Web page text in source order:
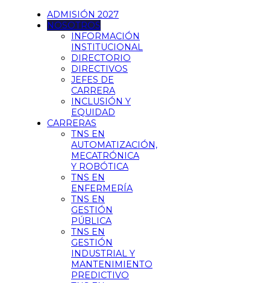
ADMISIÓN 2027
NOSOTROS
INFORMACIÓN
INSTITUCIONAL
DIRECTORIO
DIRECTIVOS
JEFES DE
CARRERA
INCLUSIÓN Y
EQUIDAD
CARRERAS
TNS EN
AUTOMATIZACIÓN,
MECATRÓNICA
Y ROBÓTICA
TNS EN
ENFERMERÍA
TNS EN
GESTIÓN
PÚBLICA
TNS EN
GESTIÓN
INDUSTRIAL Y
MANTENIMIENTO
PREDICTIVO